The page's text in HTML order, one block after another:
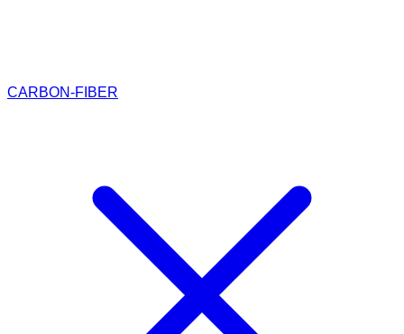
CARBON-FIBER